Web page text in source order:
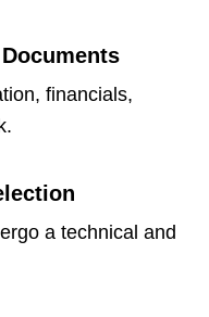
financials,
a technical and